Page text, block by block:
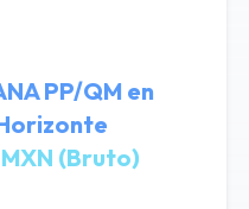
PP/QM en
(Bruto)